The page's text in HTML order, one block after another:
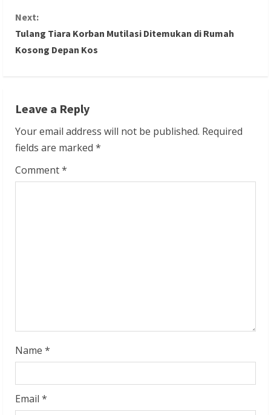
n
t
u
e
R
Next:
Tulang Tiara Korban Mutilasi Ditemukan di Rumah
Kosong Depan Kos
Leave a Reply
Your email address will not be published. Required
fields are marked *
Comment*
Name *
Email *